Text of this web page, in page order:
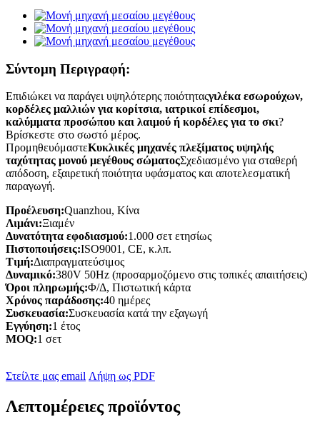
Σύντομη Περιγραφή:
Επιδιώκει να παράγει υψηλότερης ποιότηταςγιλέκα εσωρούχων,
κορδέλες μαλλιών για κορίτσια, ιατρικοί επίδεσμοι,
καλύμματα προσώπου και λαιμού ή κορδέλες για το σκι?
Βρίσκεστε στο σωστό μέρος.
ΠρομηθευόμαστεΚυκλικές μηχανές πλεξίματος υψηλής
ταχύτητας μονού μεγέθους σώματοςΣχεδιασμένο για σταθερή
απόδοση, εξαιρετική ποιότητα υφάσματος και αποτελεσματική
παραγωγή.
Προέλευση:Quanzhou, Κίνα
Λιμάνι:Ξιαμέν
Δυνατότητα εφοδιασμού:1.000 σετ ετησίως
Πιστοποιήσεις:ISO9001, CE, κ.λπ.
Τιμή:Διαπραγματεύσιμος
Δυναμικό:380V 50Hz (προσαρμοζόμενο στις τοπικές απαιτήσεις)
Όροι πληρωμής:Φ/Δ, Πιστωτική κάρτα
Χρόνος παράδοσης:40 ημέρες
Συσκευασία:Συσκευασία κατά την εξαγωγή
Εγγύηση:1 έτος
MOQ:1 σετ
Στείλτε μας email Λήψη ως PDF
Λεπτομέρειες προϊόντος